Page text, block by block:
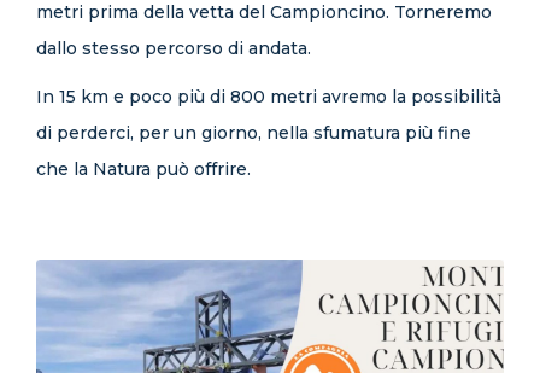
metri prima della vetta del Campioncino. Torneremo
dallo stesso percorso di andata.
In 15 km e poco più di 800 metri avremo la possibilità
di perderci, per un giorno, nella sfumatura più fine
che la Natura può offrire.